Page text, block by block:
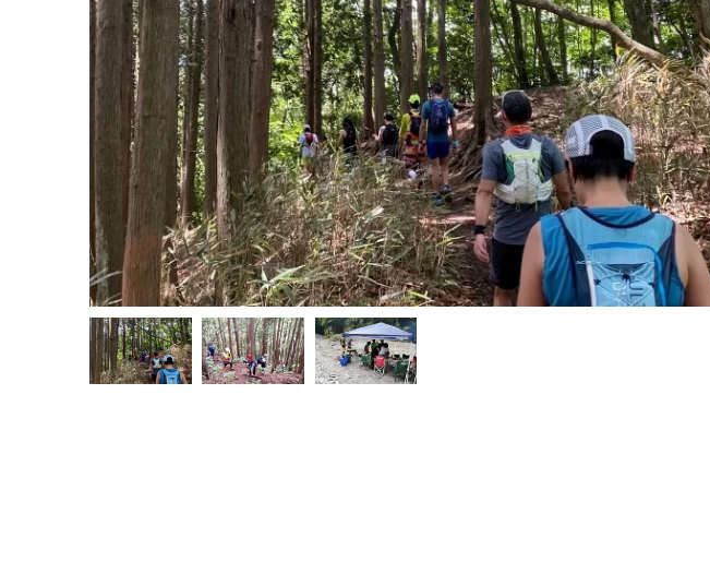
カーボンシューズ初体験！
YONEX『CARBON
CRUISE』試し履きレポー...
2023.09.30
［プレビュー］「新緑トレイ
ルウォーク 南高尾山稜
21.06.06 sun.」の見所など...
2021.05.31
［新シリーズ企画］皆さんの
声で行き先が決まる登山イベ
ント「リクエスト登山」